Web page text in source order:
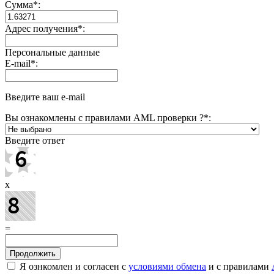
Сумма*:
Адрес получения*:
Персональные данные
E-mail*:
Введите ваш e-mail
Вы ознакомлены с правилами AML проверки ?*:
Введите ответ
x
=
Я ознкомлен и согласен с условиями обмена и с правилами